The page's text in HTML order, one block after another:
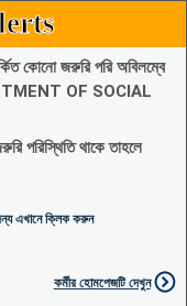
কোনো জরুরি পরি অবিলম্বে
OF SOCIAL
পরিস্থিতি থাকে তাহলে
এখানে ক্লিক করুন
কর্মীর হোমপেজটি দেখুন